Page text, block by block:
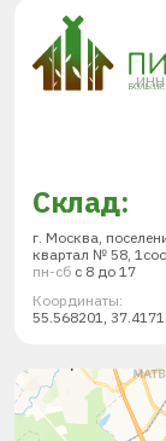
ИНН
Склад:
г. Москва,
квартал № 58,
пн-сб с 8 до 17
Координаты:
55.568201,